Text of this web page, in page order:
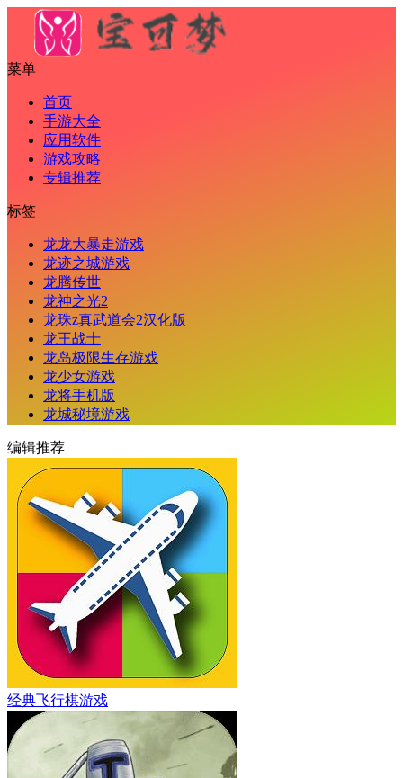
菜单
首页
手游大全
应用软件
游戏攻略
专辑推荐
标签
龙龙大暴走游戏
龙迹之城游戏
龙腾传世
龙神之光2
龙珠z真武道会2汉化版
龙王战士
龙岛极限生存游戏
龙少女游戏
龙将手机版
龙城秘境游戏
编辑推荐
经典飞行棋游戏